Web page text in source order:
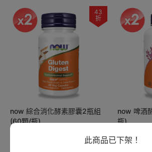
此商品已下架！
43
折
now 綜合消化酵素膠囊2瓶組
(60顆/瓶)
now 啤酒
瓶)
$1,294